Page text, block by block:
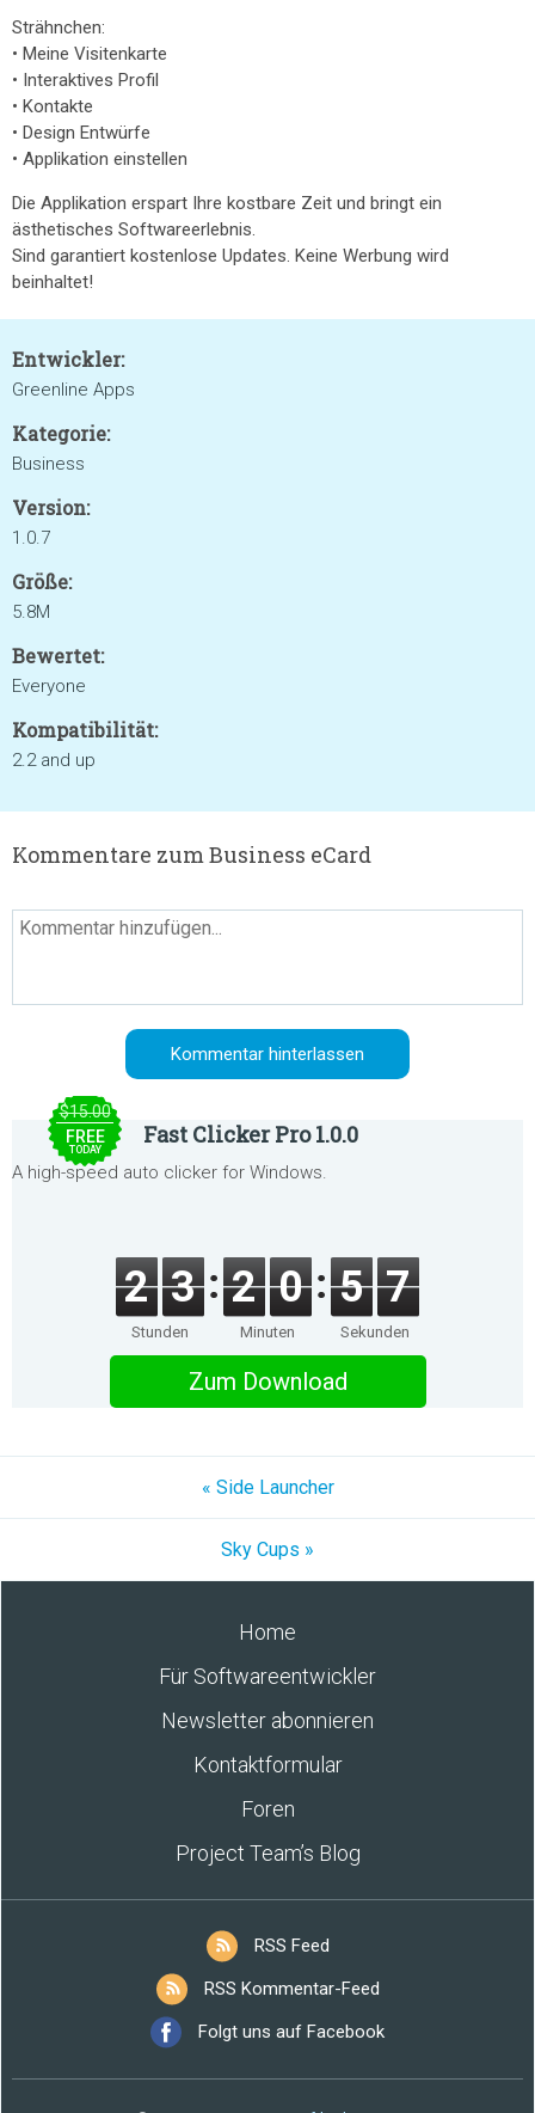
Strähnchen:
• Meine Visitenkarte
• Interaktives Profil
• Kontakte
• Design Entwürfe
• Applikation einstellen
Die Applikation erspart Ihre kostbare Zeit und bringt ein
ästhetisches Softwareerlebnis.
Sind garantiert kostenlose Updates. Keine Werbung wird
beinhaltet!
Entwickler:
Greenline Apps
Kategorie:
Business
Version:
1.0.7
Größe:
5.8M
Bewertet:
Everyone
Kompatibilität:
2.2 and up
Kommentare zum Business eCard
$15.00
FREE
TODAY
Fast Clicker Pro 1.0.0
A high-speed auto clicker for Windows.
2 3
Stunden
2 0
Minuten
5 7
Sekunden
Zum Download
« Side Launcher
Sky Cups »
Home
Für Softwareentwickler
Newsletter abonnieren
Kontaktformular
Foren
Project Team’s Blog
RSS Feed
RSS Kommentar-Feed
Folgt uns auf Facebook